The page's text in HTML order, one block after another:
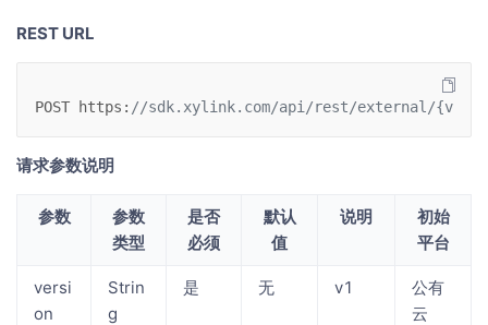
REST URL
POST https : //sdk.xylink.com/api/rest/external/{version}/
请求参数说明
参数
参数
类型
是否
必须
默认
值
说明
初始
平台
versi
on
Strin
g
是 无 v1
公有
云